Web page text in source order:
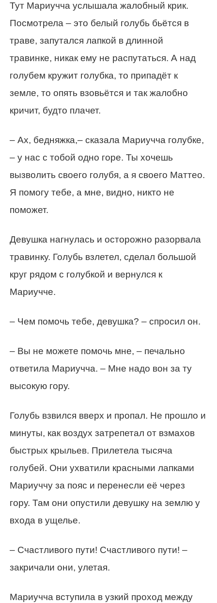
Тут Мариучча услышала жалобный крик.
Посмотрела – это белый голубь бьётся в
траве, запутался лапкой в длинной
травинке, никак ему не распутаться. А над
голубем кружит голубка, то припадёт к
земле, то опять взовьётся и так жалобно
кричит, будто плачет.
– Ах, бедняжка,– сказала Мариучча голубке,
– у нас с тобой одно горе. Ты хочешь
вызволить своего голубя, а я своего Маттео.
Я помогу тебе, а мне, видно, никто не
поможет.
Девушка нагнулась и осторожно разорвала
травинку. Голубь взлетел, сделал большой
круг рядом с голубкой и вернулся к
Мариучче.
– Чем помочь тебе, девушка? – спросил он.
– Вы не можете помочь мне, – печально
ответила Мариучча. – Мне надо вон за ту
высокую гору.
Голубь взвился вверх и пропал. Не прошло и
минуты, как воздух затрепетал от взмахов
быстрых крыльев. Прилетела тысяча
голубей. Они ухватили красными лапками
Мариуччу за пояс и перенесли её через
гору. Там они опустили девушку на землю у
входа в ущелье.
– Счастливого пути! Счастливого пути! –
закричали они, улетая.
Мариучча вступила в узкий проход между